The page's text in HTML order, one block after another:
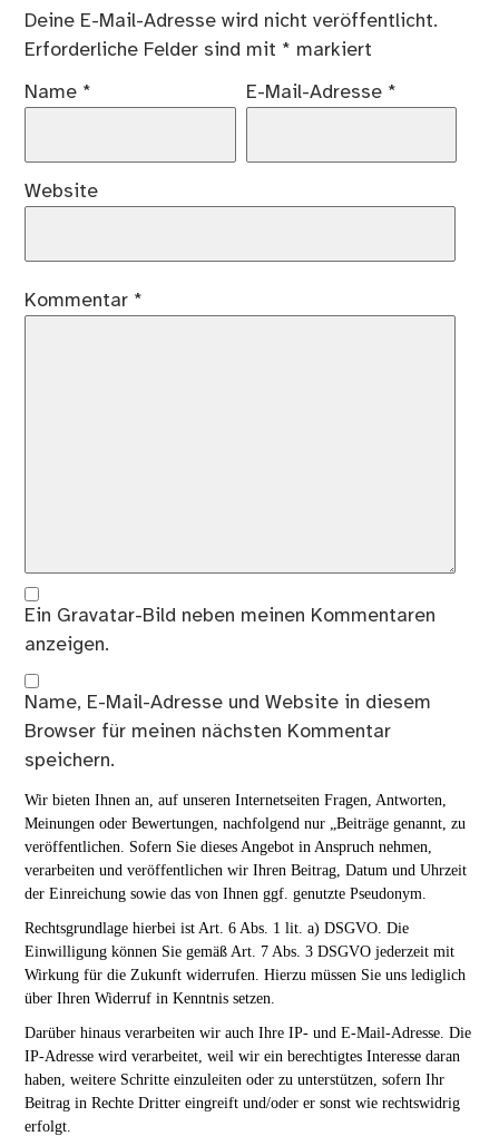
Deine E-Mail-Adresse wird nicht veröffentlicht.
Erforderliche Felder sind mit * markiert
Name * E-Mail-Adresse *
Website
Kommentar *
Ein Gravatar-Bild neben meinen Kommentaren
anzeigen.
Name, E-Mail-Adresse und Website in diesem
Browser für meinen nächsten Kommentar
speichern.
Wir bieten Ihnen an, auf unseren Internetseiten Fragen, Antworten,
Meinungen oder Bewertungen, nachfolgend nur „Beiträge genannt, zu
veröffentlichen. Sofern Sie dieses Angebot in Anspruch nehmen,
verarbeiten und veröffentlichen wir Ihren Beitrag, Datum und Uhrzeit
der Einreichung sowie das von Ihnen ggf. genutzte Pseudonym.
Rechtsgrundlage hierbei ist Art. 6 Abs. 1 lit. a) DSGVO. Die
Einwilligung können Sie gemäß Art. 7 Abs. 3 DSGVO jederzeit mit
Wirkung für die Zukunft widerrufen. Hierzu müssen Sie uns lediglich
über Ihren Widerruf in Kenntnis setzen.
Darüber hinaus verarbeiten wir auch Ihre IP- und E-Mail-Adresse. Die
IP-Adresse wird verarbeitet, weil wir ein berechtigtes Interesse daran
haben, weitere Schritte einzuleiten oder zu unterstützen, sofern Ihr
Beitrag in Rechte Dritter eingreift und/oder er sonst wie rechtswidrig
erfolgt.